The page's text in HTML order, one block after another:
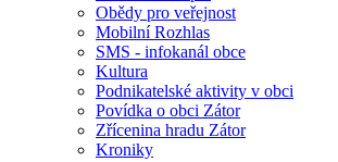
Obědy pro veřejnost
Mobilní Rozhlas
SMS - infokanál obce
Kultura
Podnikatelské aktivity v obci
Povídka o obci Zátor
Zřícenina hradu Zátor
Kroniky